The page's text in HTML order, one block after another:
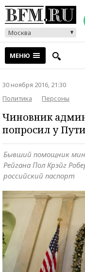
Москва
МЕНЮ
30 ноября 2016, 21:30
Политика
Персоны
Чиновник
попросил у
Бывший помощник
Рейгана Пол Крэйг
российский паспорт